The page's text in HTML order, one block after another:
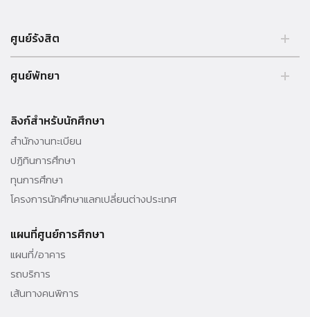
ศูนย์รังสิต
99 หมู่ 18 ถ.พหลโยธิน คลองหลวง รังสิต ปทุมธานี 12121 ประเทศไทย.
Tel. 02 564 3001 -9
ศูนย์พัทยา
010 - 69 ต่อ 3000
ลิงก์สำหรับนักศึกษา
สำนักงานทะเบียน
ปฏิทินการศึกษา
ทุนการศึกษา
โครงการนักศึกษาแลกเปลี่ยนต่างประเทศ
แผนที่ศูนย์การศึกษา
แผนที่/อาคาร
รถบริการ
เส้นทางคนพิการ